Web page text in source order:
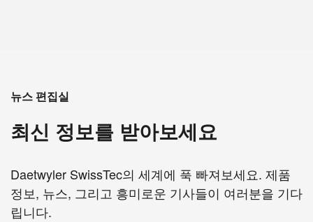
뉴스 편집실
최신 정보를 받아보세요
Daetwyler SwissTec의 세계에 푹 빠져보세요. 제품
정보, 뉴스, 그리고 흥미로운 기사들이 여러분을 기다
립니다.